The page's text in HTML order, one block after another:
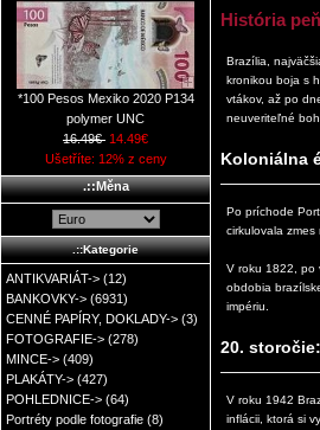
*100 Pesos Mexiko 2020 P134
polymer UNC
16.49€ 14.49€
Ušetříte: 12% z ceny
.::Měna
.::Kategorie
ANTIKVARIÁT-> (12)
BANKOVKY-> (6931)
CENNÉ PAPÍRY, DOKLADY-> (3)
FOTOGRAFIE-> (278)
MINCE-> (409)
PLAKÁTY-> (427)
POHLEDNICE-> (64)
Portréty podle fotografie (8)
História
Brazília,
kronikou boja s
vtákov, až po
neuveriteľné
Koloniálna
Po príchode
cirkulovala
V roku 1822, po
obdobia
impériu.
20.
V roku 1942
inflácii, ktorá si